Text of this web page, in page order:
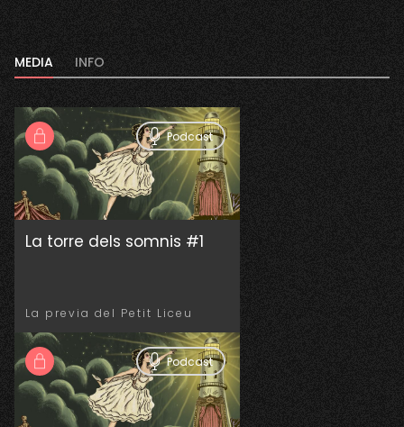
MEDIA INFO
La torre dels somnis #1
La previa del Petit Liceu
Podcast
Podcast